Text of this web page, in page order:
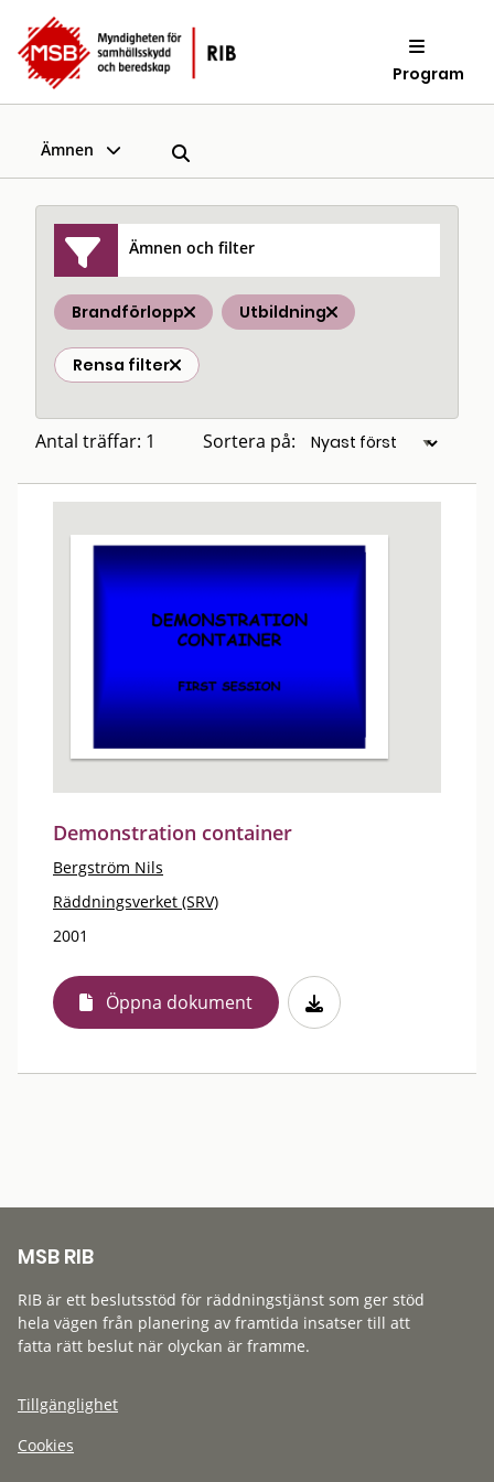
Program
Ämnen
Ämnen och filter
Brandförlopp Utbildning
Rensa filter
Antal träffar: 1 Sortera på:
Demonstration container
Bergström Nils
Räddningsverket (SRV)
2001
Öppna dokument
MSB RIB
RIB är ett beslutsstöd för räddningstjänst som ger stöd
hela vägen från planering av framtida insatser till att
fatta rätt beslut när olyckan är framme.
Tillgänglighet
Cookies